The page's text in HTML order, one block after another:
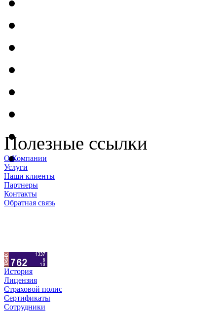
Полезные ссылки
О Компании
Услуги
Наши клиенты
Партнеры
Контакты
Обратная связь
История
Лицензия
Страховой полис
Сертификаты
Сотрудники